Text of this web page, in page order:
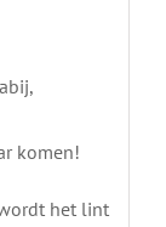
komen!
het lint